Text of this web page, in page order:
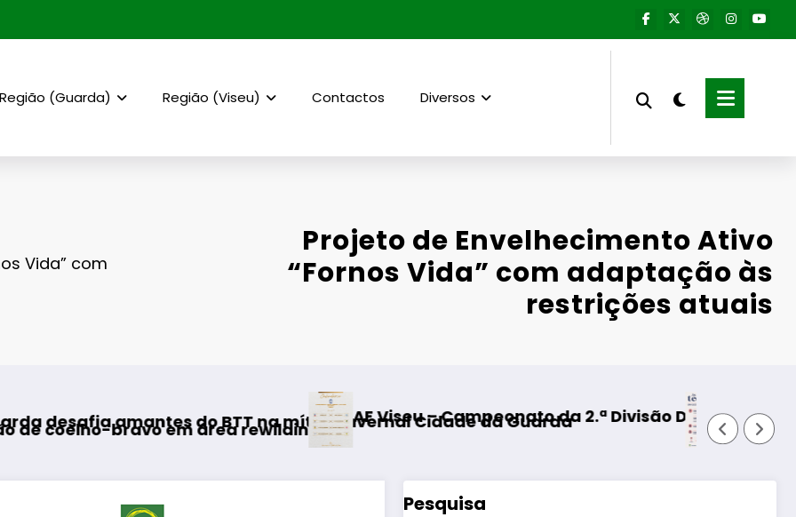
Região (Guarda) Região (Viseu) Contactos Diversos
Vida” com
Projeto de Envelhecimento Ativo
“Fornos Vida” com adaptação às
restrições atuais
área rewilding
do BTT na mítica Invernal Cidade da Guarda
AF Viseu – Campeonato da 2.ª Divisão Distrital – ISOJOFER sorteado
Fornos de Algodres –
Pesquisa